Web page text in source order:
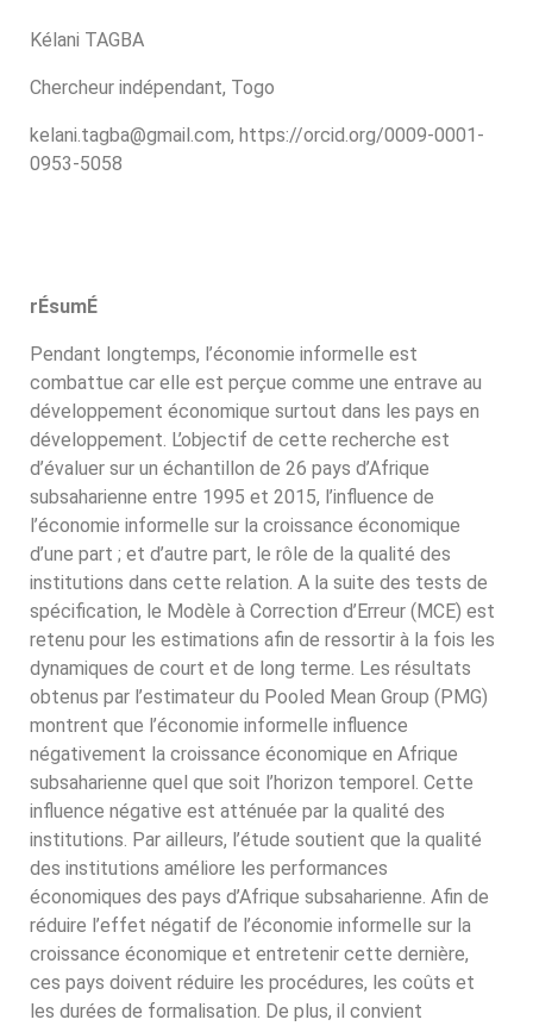
Kélani TAGBA
Chercheur indépendant, Togo
kelani.tagba@gmail.com, https://orcid.org/0009-0001-
0953-5058
rÉsumÉ
Pendant longtemps, l’économie informelle est
combattue car elle est perçue comme une entrave au
développement économique surtout dans les pays en
développement. L’objectif de cette recherche est
d’évaluer sur un échantillon de 26 pays d’Afrique
subsaharienne entre 1995 et 2015, l’influence de
l’économie informelle sur la croissance économique
d’une part ; et d’autre part, le rôle de la qualité des
institutions dans cette relation. A la suite des tests de
spécification, le Modèle à Correction d’Erreur (MCE) est
retenu pour les estimations afin de ressortir à la fois les
dynamiques de court et de long terme. Les résultats
obtenus par l’estimateur du Pooled Mean Group (PMG)
montrent que l’économie informelle influence
négativement la croissance économique en Afrique
subsaharienne quel que soit l’horizon temporel. Cette
influence négative est atténuée par la qualité des
institutions. Par ailleurs, l’étude soutient que la qualité
des institutions améliore les performances
économiques des pays d’Afrique subsaharienne. Afin de
réduire l’effet négatif de l’économie informelle sur la
croissance économique et entretenir cette dernière,
ces pays doivent réduire les procédures, les coûts et
les durées de formalisation. De plus, il convient